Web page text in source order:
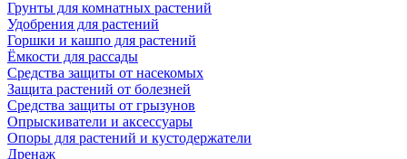
Грунты для комнатных растений
Удобрения для растений
Горшки и кашпо для растений
Ёмкости для рассады
Средства защиты от насекомых
Защита растений от болезней
Средства защиты от грызунов
Опрыскиватели и аксессуары
Опоры для растений и кустодержатели
Дренаж